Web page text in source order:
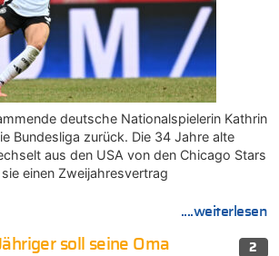
deutsche Nationalspielerin Kathrin
Bundesliga zurück. Die 34 Jahre alte
aus den USA von den Chicago Stars
einen Zweijahresvertrag
....weiterlesen
2
soll seine Oma